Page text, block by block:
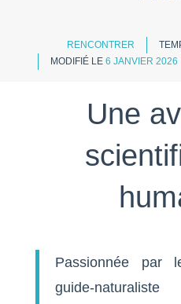
RENCONTRER
MODIFIÉ LE 6 JANVIER 2026
Une
Passionnée par
guide-